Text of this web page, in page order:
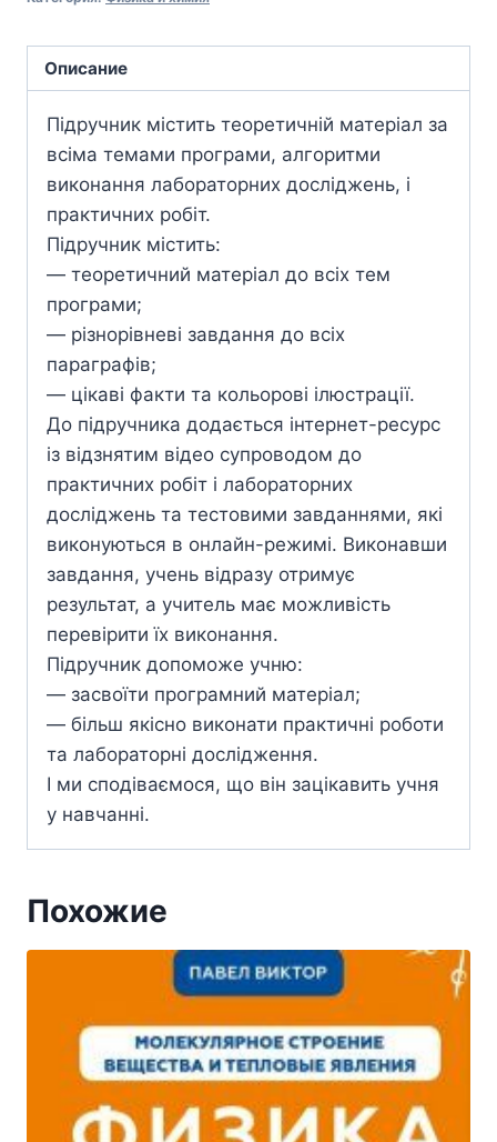
Описание
Підручник містить теоретичній матеріал за
всіма темами програми, алгоритми
виконання лабораторних досліджень, і
практичних робіт.
Підручник містить:
— теоретичний матеріал до всіх тем
програми;
— різнорівневі завдання до всіх
параграфів;
— цікаві факти та кольорові ілюстрації.
До підручника додається інтернет-ресурс
із відзнятим відео супроводом до
практичних робіт і лабораторних
досліджень та тестовими завданнями, які
виконуються в онлайн-режимі. Виконавши
завдання, учень відразу отримує
результат, а учитель має можливість
перевірити їх виконання.
Підручник допоможе учню:
— засвоїти програмний матеріал;
— більш якісно виконати практичні роботи
та лабораторні дослідження.
І ми сподіваємося, що він зацікавить учня
у навчанні.
Похожие